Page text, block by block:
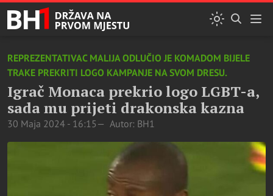
REPREZENTATIVAC MALIJA ODLUČIO JE KOMADOM BIJELE
TRAKE PREKRITI LOGO KAMPANJE NA SVOM DRESU.
Igrač Monaca prekrio logo LGBT-a,
sada mu prijeti drakonska kazna
30 Maja 2024 - 16:15 Autor: BH1